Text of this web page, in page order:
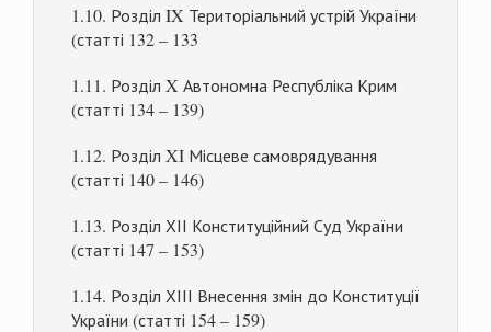
1.10. Розділ IX Територіальний устрій України
(статті 132 – 133
1.11. Розділ X Автономна Республіка Крим
(статті 134 – 139)
1.12. Розділ XI Місцеве самоврядування
(статті 140 – 146)
1.13. Розділ ХІІ Конституційний Суд України
(статті 147 – 153)
1.14. Розділ ХІІІ Внесення змін до Конституції
України (статті 154 – 159)